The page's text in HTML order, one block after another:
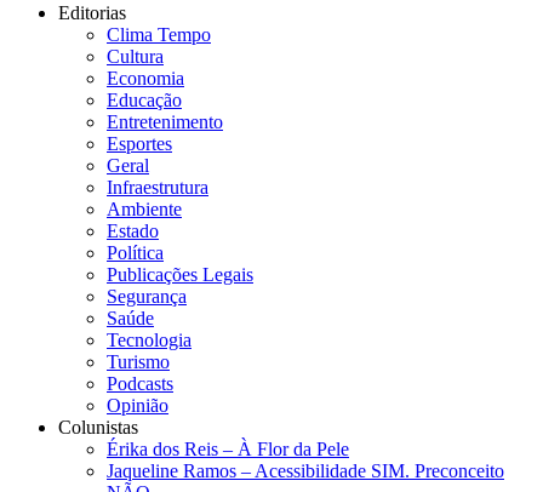
Editorias
Clima Tempo
Cultura
Economia
Educação
Entretenimento
Esportes
Geral
Infraestrutura
Ambiente
Estado
Política
Publicações Legais
Segurança
Saúde
Tecnologia
Turismo
Podcasts
Opinião
Colunistas
Érika dos Reis​ – À Flor da Pele
Jaqueline Ramos – Acessibilidade SIM. Preconceito